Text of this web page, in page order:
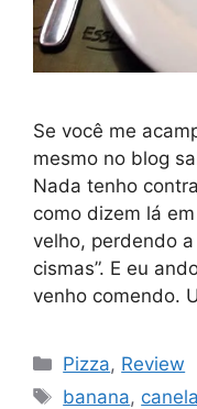
Se você me
mesmo no blog
Nada tenho
como dizem lá
velho, perdendo
cismas”. E eu
venho comendo.
Categorias
Pizza, Review
Tags
banana, canela